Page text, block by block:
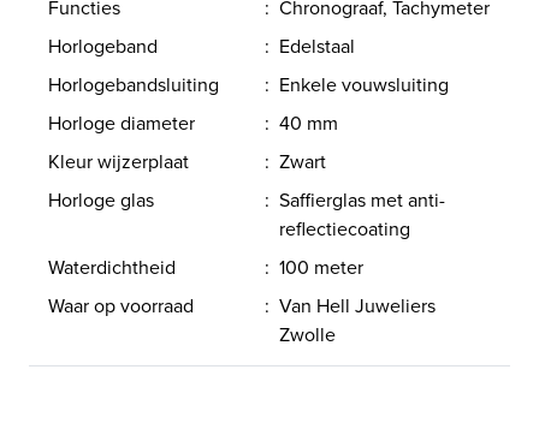
Functies : Chronograaf, Tachymeter
Horlogeband
: Edelstaal
Horlogebandsluiting
: Enkele vouwsluiting
Horloge diameter
: 40 mm
Kleur wijzerplaat
: Zwart
Horloge glas
: Saffierglas met anti-
reflectiecoating
Waterdichtheid
: 100 meter
Waar op voorraad
: Van Hell Juweliers
Zwolle